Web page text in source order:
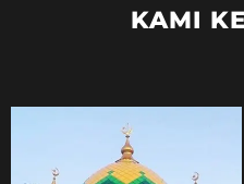
KAMI